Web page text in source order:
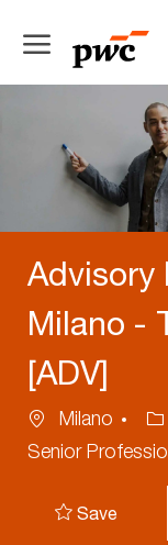
Advisory
Milano -
[ADV]
Location
Milano
Senior
Save